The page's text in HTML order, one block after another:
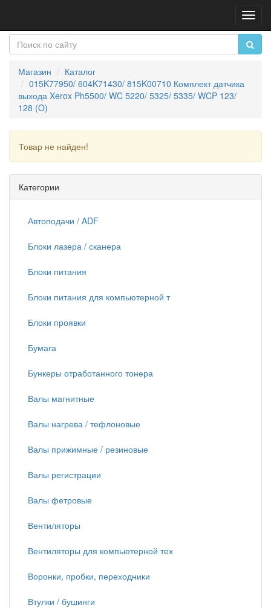
Магазин
Каталог
015K77950/ 604K71430/ 815K00710 Комплект датчика
выхода Xerox Ph5500/ WC 5220/ 5325/ 5335/ WCP 123/
128 (O)
Товар не найден!
Категории
Автоподачи / ADF
Блоки лазера / сканера
Блоки питания
Блоки питания для компьютерной т
Блоки проявки
Бумага
Бункеры отработанного тонера
Валы магнитные
Валы нагрева / тефлоновые
Валы прижимные / резиновые
Валы регистрации
Валы фетровые
Вентиляторы
Вентиляторы для компьютерной тех
Воронки, пробки, переходники
Втулки / бушинги